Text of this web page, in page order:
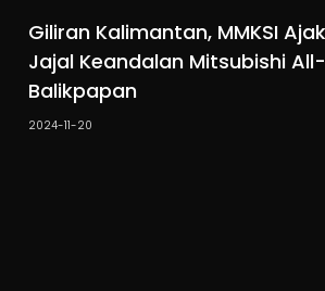
Giliran Kalimantan, MMKSI
Jajal Keandalan Mitsubishi
Balikpapan
2024-11-20